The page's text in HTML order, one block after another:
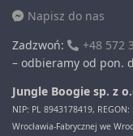
Napisz do nas
Zadzwoń:
+48 572
– odbieramy od pon.
Jungle Boogie sp. z
NIP: PL 8943178419,
Wrocławia-Fabrycznej we